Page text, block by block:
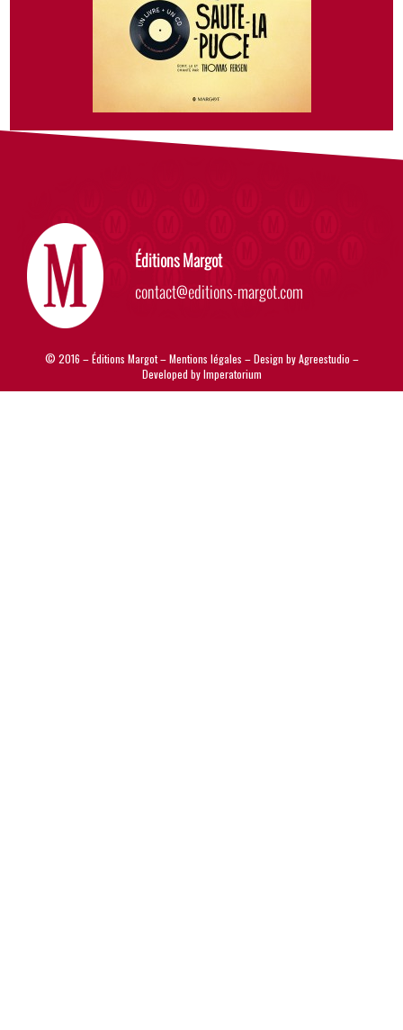
Éditions Margot
contact@editions-margot.com
© 2016 – Éditions Margot –Mentions légales – Design byAgreestudio –
Developed byImperatorium